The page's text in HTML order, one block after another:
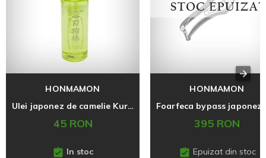
HONMAMON
Ulei japonez de camelie Kurobara 100 ml pentru intretinerea uneltelor
45 RON
In stoc
HONMAMON
395 RON
Epuizat din stoc